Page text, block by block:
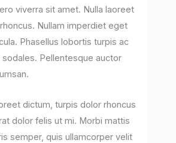
viverra sit amet. Nulla laoreet
Nullam imperdiet eget
Phasellus lobortis turpis ac
Pellentesque auctor
dictum, turpis dolor rhoncus
dolor felis ut mi. Morbi mattis
semper, quis ullamcorper velit